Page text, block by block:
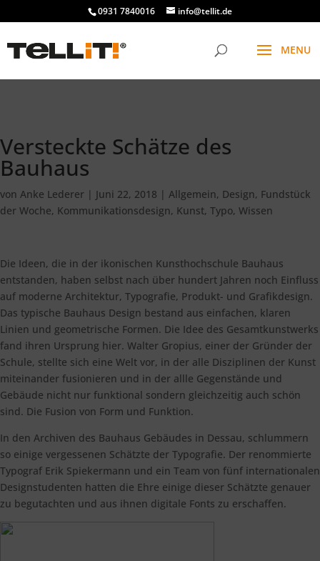
################# SINGLE
0931 7840016 info@tellit.de
Versteckte Schätze des
Bauhaus
von Anke Lederer | Juni 22, 2018 | Allgemein, Design, Fundstück
der Woche, Kommunikationsdesign, Kunst, Typo, Wissen
Die Ideen, die in der ikonischen Kunsthochschule Bauhaus
entstanden, haben selbst nach über hundert Jahren noch Einfluss
auf moderne Architektur, Typografie, Produkt- und Grafikdesign.
Das typische Bauhaus Design bestand aus einfachen, klaren
Linien und geometrische Formen. Die Idee des Gesamtkunstwerks
fand ihren Ursprung hier. Walter Gropius, einer der Gründer der
Schule, stellte sich eine Welt vor, in der alle Disziplinen der Kunst
miteinander fusionieren und in der allle Gegenstände und
Gebäude nicht nur funktional sondern gleichzeitig auch schön
sind. Die Fusion von Form und Funktion.
In den Archiven des Bauhaus Gebäudes in Dessau, schlummern
so einige vergessenen Schätzte der Typografie. Der renommierte
Typograf Erik Spiekermann und ein Team von fünf internationalen
Designstudenten hatten die Ehre einige dieser Schätzte genauer
zu begutachten und aus ihnen digitale Fonts zu erschaffen.